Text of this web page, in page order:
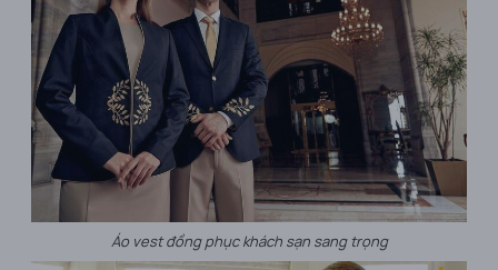
Áo vest đồng phục khách sạn sang trọng